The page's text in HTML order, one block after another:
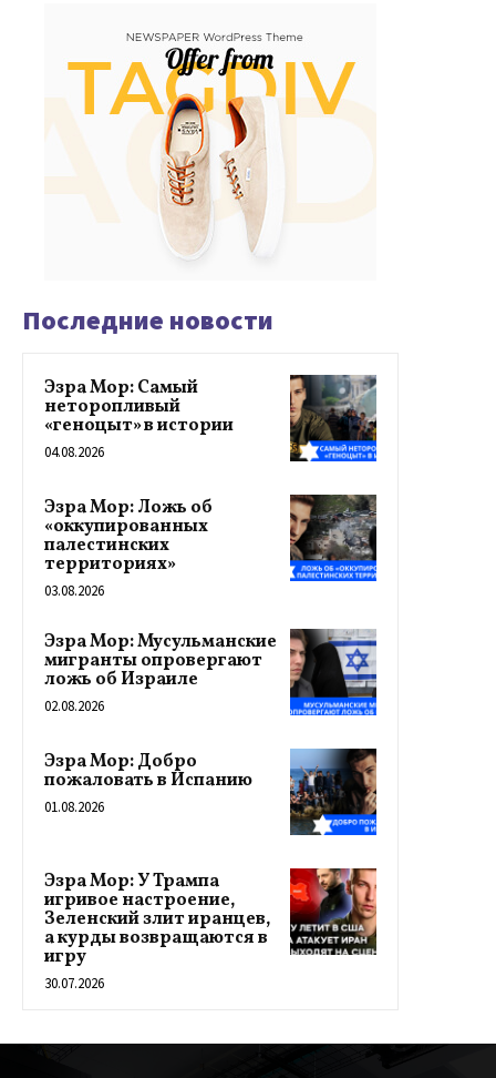
Последние новости
Эзра Мор: Самый
неторопливый
«геноцыт» в истории
04.08.2026
Эзра Мор: Ложь об
«оккупированных
палестинских
территориях»
03.08.2026
Эзра Мор: Мусульманские
мигранты опровергают
ложь об Израиле
02.08.2026
Эзра Мор: Добро
пожаловать в Испанию
01.08.2026
Эзра Мор: У Трампа
игривое настроение,
Зеленский злит иранцев,
а курды возвращаются в
игру
30.07.2026